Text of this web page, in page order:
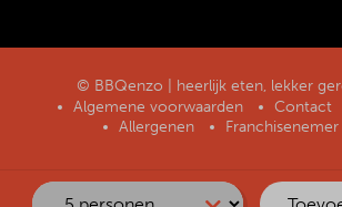
© BBQenzo | heerlijk eten, lekker
Algemene voorwaarden
Contact
Allergenen